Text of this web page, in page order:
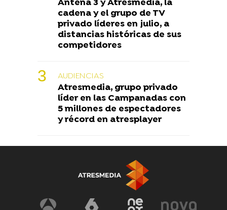
Antena 3 y Atresmedia, la
cadena y el grupo de TV
privado líderes en julio, a
distancias históricas de sus
competidores
AUDIENCIAS
Atresmedia, grupo privado
líder en las Campanadas con
5 millones de espectadores
y récord en atresplayer